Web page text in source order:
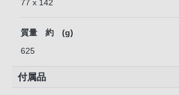
77 x 142
質量 約 (g)
625
付属品